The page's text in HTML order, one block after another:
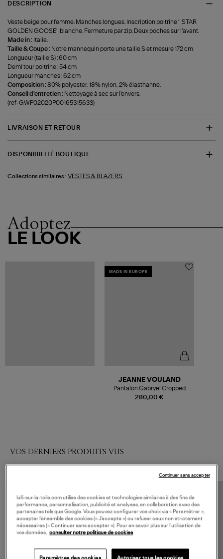
DESCRIPTION
Veste beige pour femme. Manches longues. Inscription poitrine " STAR
GOLDEN GOOSE" blanche. Fermeture par zip. Deux poches sur l'avant.
Made in : Italie.
Taille & Coupe : Notre mannequin porte une taille S et mesure 172 cm.
Longueur (taille S) : 60 cm
Demi tour poitrine : 54 cm
Longueur manches : 62 cm
Composition :80% polyester, 18% nylon, 2% élasthanne.
Conseil d'entretien : Nettoyage à sec sur l'envers.
(ref-GWP02020P00165315633)
LIVRAISON ET RETOUR
DISPONIBILITÉ BOUTIQUE
Collections similaires : VESTES & BLAZERS
Adoptez
LE LOOK
MADE IN EUROPE
280,00 €
JEANNE VOULAND
Pantalon Gabryel Cropped
Flare Simili Argent
VOS DERNIERS PRODUITS VUS
lulli-sur-la-toile.com utilise des cookies et technologies similaires à des fins de
performance, personnalisation, publicité et analyses, en collaboration avec des
partenaires tels que Google. Vous pouvez configurer vos choix via « Paramétrer »,
accepter l’ensemble des cookies (« J’accepte ») ou refuser ceux non strictement
nécessaires (« Continuer sans accepter »). Pour en savoir plus sur l’utilisation de
vos données, consulter notre politique de cookies
Continuer sans accepter